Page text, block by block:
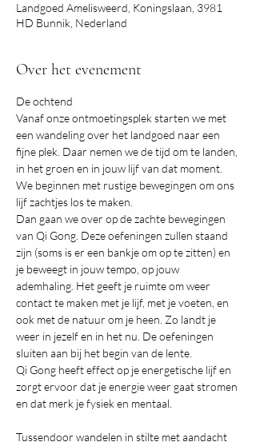
Landgoed Amelisweerd, Koningslaan, 3981
HD Bunnik, Nederland
Over het evenement
De ochtend
Vanaf onze ontmoetingsplek starten we met
een wandeling over het landgoed naar een
fijne plek. Daar nemen we de tijd om te landen,
in het groen en in jouw lijf van dat moment.
We beginnen met rustige bewegingen om ons
lijf zachtjes los te maken.
Dan gaan we over op de zachte bewegingen
van Qi Gong. Deze oefeningen zullen staand
zijn (soms is er een bankje om op te zitten) en
je beweegt in jouw tempo, op jouw
ademhaling. Het geeft je ruimte om weer
contact te maken met je lijf, met je voeten, en
ook met de natuur om je heen. Zo landt je
weer in jezelf en in het nu. De oefeningen
sluiten aan bij het begin van de lente.
Qi Gong heeft effect op je energetische lijf en
zorgt ervoor dat je energie weer gaat stromen
en dat merk je fysiek en mentaal.
Tussendoor wandelen in stilte met aandacht